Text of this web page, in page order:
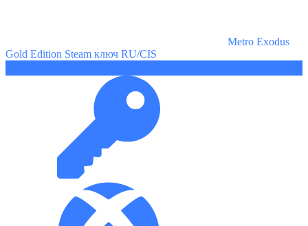
Metro Exodus
Gold Edition Steam ключ RU/CIS